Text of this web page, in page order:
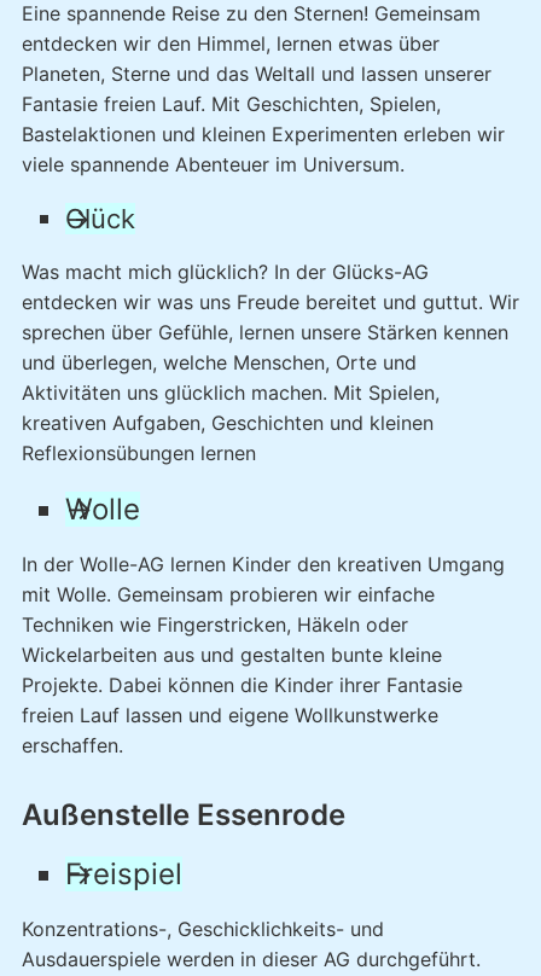
Eine spannende Reise zu den Sternen! Gemeinsam
entdecken wir den Himmel, lernen etwas über
Planeten, Sterne und das Weltall und lassen unserer
Fantasie freien Lauf. Mit Geschichten, Spielen,
Bastelaktionen und kleinen Experimenten erleben wir
viele spannende Abenteuer im Universum.
Glück
Was macht mich glücklich? In der Glücks-AG
entdecken wir was uns Freude bereitet und guttut. Wir
sprechen über Gefühle, lernen unsere Stärken kennen
und überlegen, welche Menschen, Orte und
Aktivitäten uns glücklich machen. Mit Spielen,
kreativen Aufgaben, Geschichten und kleinen
Reflexionsübungen lernen
Wolle
In der Wolle-AG lernen Kinder den kreativen Umgang
mit Wolle. Gemeinsam probieren wir einfache
Techniken wie Fingerstricken, Häkeln oder
Wickelarbeiten aus und gestalten bunte kleine
Projekte. Dabei können die Kinder ihrer Fantasie
freien Lauf lassen und eigene Wollkunstwerke
erschaffen.
Außenstelle Essenrode
Freispiel
Konzentrations-, Geschicklichkeits- und
Ausdauerspiele werden in dieser AG durchgeführt.